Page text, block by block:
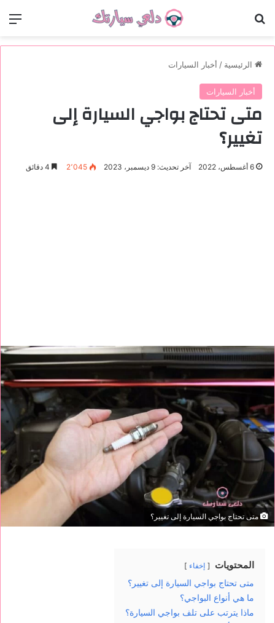
الرئيسية / أخبار السيارات
أخبار السيارات
متى تحتاج بواجي السيارة إلى
تغيير؟
6 أغسطس، 2022 آخر تحديث: 9 ديسمبر، 2023 2٬045
متى تحتاج بواجي السيارة إلى تغيير؟
المحتويات إخفاء
متى تحتاج بواجي السيارة إلى تغيير؟
ما هي أنواع البواجي؟
ماذا يترتب على تلف بواجي السيارة؟